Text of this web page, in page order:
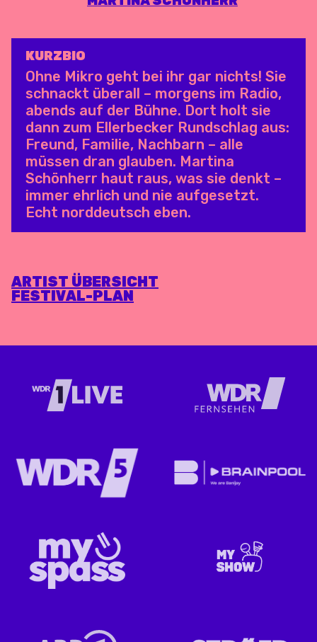
KURZBIO
Ohne Mikro geht bei ihr gar nichts! Sie
schnackt überall – morgens im Radio,
abends auf der Bühne. Dort holt sie
dann zum Ellerbecker Rundschlag aus:
Freund, Familie, Nachbarn – alle
müssen dran glauben. Martina
Schönherr haut raus, was sie denkt –
immer ehrlich und nie aufgesetzt.
Echt norddeutsch eben.
ARTIST ÜBERSICHT
FESTIVAL-PLAN